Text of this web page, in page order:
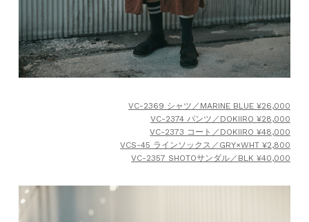
VC-2369 シャツ／MARINE BLUE ¥26,000
VC-2374 パンツ／DOKIIRO ¥28,000
VC-2373 コート／DOKIIRO ¥48,000
VCS-45 ラインソックス／GRY×WHT ¥2,800
VC-2357 SHOTOサンダル／BLK ¥40,000